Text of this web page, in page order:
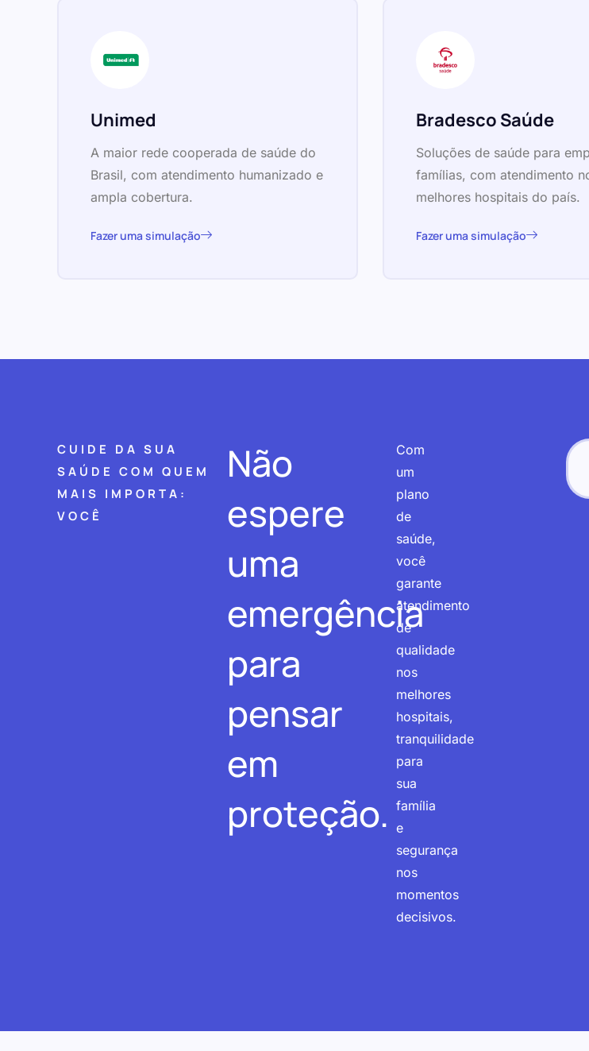
Unimed
A maior rede cooperada de saúde do
Brasil, com atendimento humanizado e
ampla cobertura.
Fazer uma simulação
Bradesco Saúde
Soluções de saúde para
famílias, com atendimento
melhores hospitais do país.
Fazer uma simulação
CUIDE DA SUA
SAÚDE COM QUEM
MAIS IMPORTA:
VOCÊ
Não
espere
uma
emergência
para
pensar
em
proteção.
Com
um
plano
de
saúde,
você
garante
atendimento
de
qualidade
nos
melhores
hospitais,
tranquilidade
para
sua
família
e
segurança
nos
momentos
decisivos.